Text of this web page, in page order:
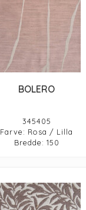
BOLERO
345405
Farve: Rosa / Lilla
Bredde: 150